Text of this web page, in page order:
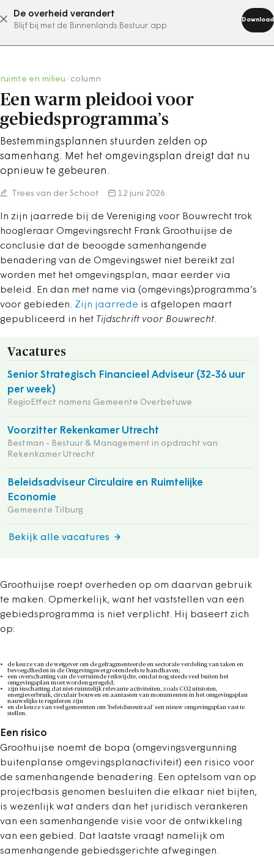
De overheid verandert
Blijf bij met de Binnenlands Bestuur app
Download
abonneer nu
ruimte en milieu column
Een warm pleidooi voor
gebiedsprogramma’s
Bestemmingsplannen stuurden zelden op
samenhang. Met het omgevingsplan dreigt dat nu
opnieuw te gebeuren.
Trees van der Schoot 12 juni 2026
In zijn jaarrede bij de Vereniging voor Bouwrecht trok
hoogleraar Omgevingsrecht Frank Groothuijse de
conclusie dat de beoogde samenhangende
benadering van de Omgevingswet niet bereikt zal
worden met het omgevingsplan, maar eerder via
beleid. En dan met name via (omgevings)programma’s
voor gebieden. Zijn jaarrede is afgelopen maart
gepubliceerd in het Tijdschrift voor Bouwrecht.
Vacatures
Senior Strategisch Financieel Adviseur (32-36 uur
per week)
RegioEffect namens Gemeente Overbetuwe
Voorzitter Rekenkamer Utrecht
Bestman - Bestuur & Management in opdracht van
Rekenkamer Utrecht
Beleidsadviseur Circulaire en Ruimtelijke
Economie
Gemeente Tilburg
Bekijk alle vacatures
Groothuijse roept overheden op om daarvan gebruik
te maken. Opmerkelijk, want het vaststellen van een
gebiedsprogramma is niet verplicht. Hij baseert zich
op:
de keuze van de wetgever om de gefragmenteerde en sectorale verdeling van taken en
bevoegdheden in de Omgevingswet grotendeels te handhaven;
een overschatting van de verruimde reikwijdte, omdat nog steeds veel buiten het
omgevingsplan moet worden geregeld;
zijn inschatting dat niet-ruimtelijk relevante activiteiten, zoals CO2 uitstoten,
energieverbruik, circulair bouwen en aantasten van monumenten in het omgevingsplan
nauwelijks te reguleren zijn
en de keuze van veel gemeenten om ‘beleidsneutraal’ een nieuw omgevingsplan vast te
stellen.
Een risico
Groothuijse noemt de bopa (omgevingsvergunning
buitenplanse omgevingsplanactiviteit) een risico voor
de samenhangende benadering. Een optelsom van op
projectbasis genomen besluiten die elkaar niet bijten,
is wezenlijk wat anders dan het juridisch verankeren
van een samenhangende visie voor de ontwikkeling
van een gebied. Dat laatste vraagt namelijk om
samenhangende gebiedsgerichte afwegingen.